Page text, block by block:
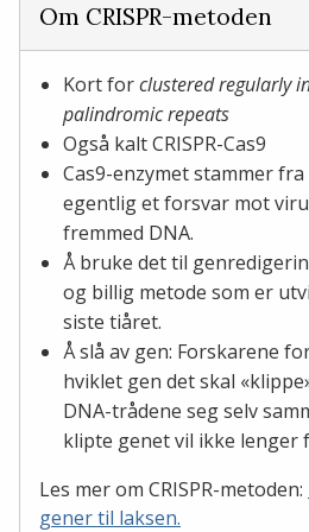
Om CRISPR-metoden
Kort forclustered regularly
palindromic repeats
Også kalt CRISPR-Cas9
Cas9-enzymet stammer
egentlig et forsvar mot
fremmed DNA.
Å bruke det til
og billig metode som er
siste tiåret.
Å slå av gen: Forskarene
hviklet gen det skal
DNA-trådene seg selv
klipte genet vil ikke lenger
Les mer om CRISPR-metoden:
gener til laksen.